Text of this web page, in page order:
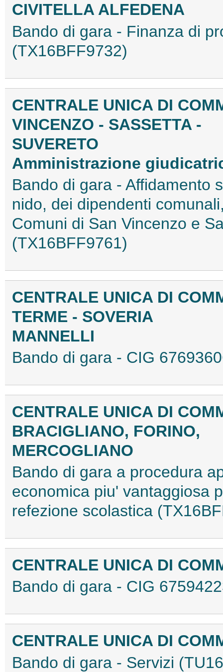
CIVITELLA ALFEDENA
Bando di gara - Finanza di
(TX16BFF9732)
CENTRALE UNICA DI
VINCENZO - SASSETTA -
SUVERETO
Amministrazione
Bando di gara - Affidamento
nido, dei dipendenti
Comuni di San Vincenzo e
(TX16BFF9761)
CENTRALE UNICA DI
TERME - SOVERIA
MANNELLI
Bando di gara - CIG
CENTRALE UNICA DI
BRACIGLIANO, FORINO,
MERCOGLIANO
Bando di gara a procedura
economica piu' vantaggiosa
refezione scolastica
CENTRALE UNICA DI
Bando di gara - CIG
CENTRALE UNICA DI
Bando di gara - Servizi